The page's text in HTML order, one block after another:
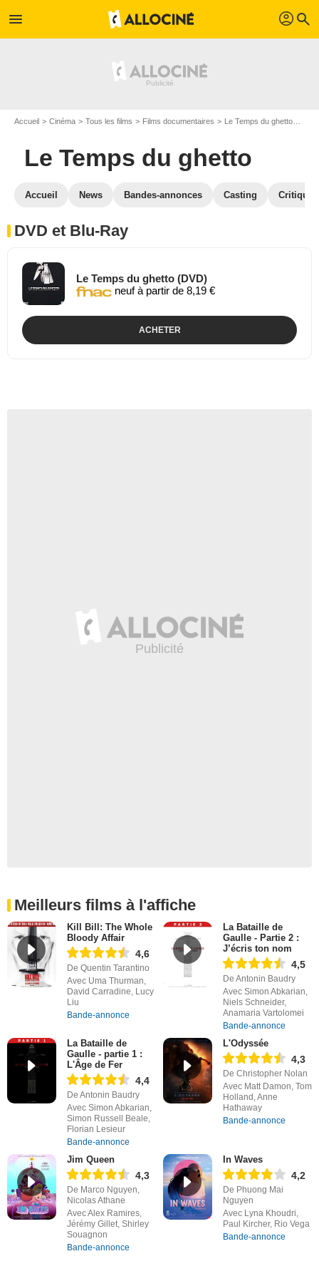
menu profil search
Accueil Cinéma Tous les films Films documentaires Le Temps du ghetto
Le Temps du ghetto
Accueil News Bandes-annonces Casting
DVD et Blu-Ray
Le Temps du ghetto (DVD)
neuf à partir de 8,19 €
ACHETER
Meilleurs films à l'affiche
Kill Bill: The Whole
Bloody Affair
4,6
De Quentin Tarantino
Avec Uma Thurman,
David Carradine, Lucy
Liu
Bande-annonce
La Bataille de
Gaulle - Partie 2 :
J’écris ton nom
4,5
De Antonin Baudry
Avec Simon Abkarian,
Niels Schneider,
Anamaria Vartolomei
Bande-annonce
La Bataille de
Gaulle - partie 1 :
L'Âge de Fer
4,4
De Antonin Baudry
Avec Simon Abkarian,
Simon Russell Beale,
Florian Lesieur
Bande-annonce
L'Odyssée
4,3
De Christopher Nolan
Avec Matt Damon, Tom
Holland, Anne
Hathaway
Bande-annonce
Jim Queen
4,3
De Marco Nguyen,
Nicolas Athane
Avec Alex Ramires,
Jérémy Gillet, Shirley
Souagnon
Bande-annonce
In Waves
4,2
De Phuong Mai
Nguyen
Avec Lyna Khoudri,
Paul Kircher, Rio Vega
Bande-annonce